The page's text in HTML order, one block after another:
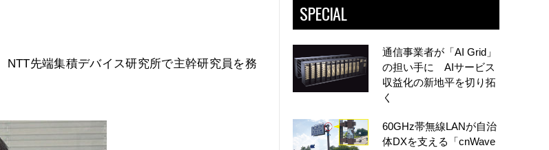
先端集積デバイス研究所で主幹研究員を務
SPECIAL
通信事業者が「AI Grid」
の担い手に AIサービス
収益化の新地平を切り拓
く
60GHz帯無線LANが自治
体DXを支える「cnWave